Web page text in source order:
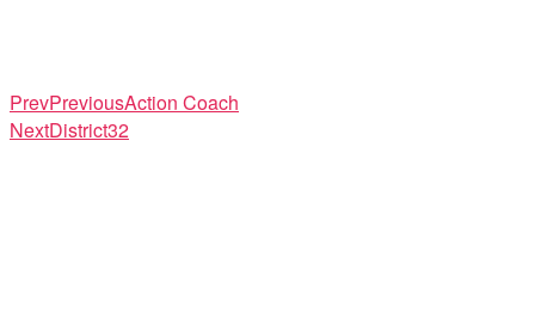
PrevPreviousAction Coach
NextDistrict32